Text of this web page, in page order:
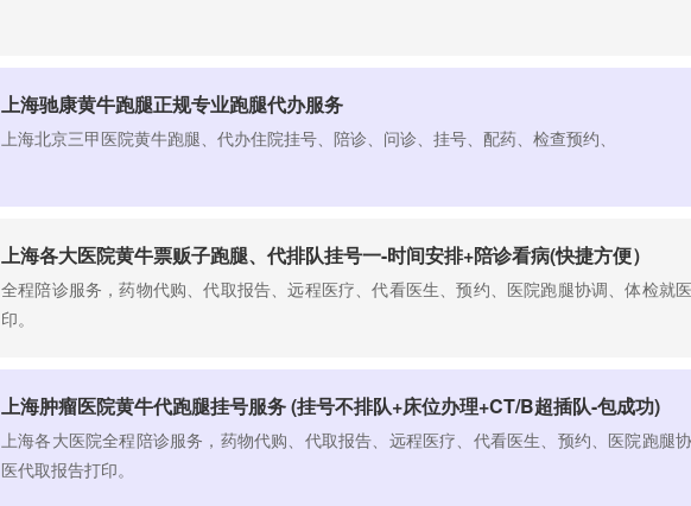
上海驰康黄牛跑腿正规专业跑腿代办服务
​上海北京三甲医院黄牛跑腿、代办住院挂号、陪诊、问诊、挂号、配药、检查预约、
上海各大医院黄牛票贩子跑腿、代排队挂号一-时间安排+陪诊看病(快捷方便）
全程陪诊服务，药物代购、代取报告、远程医疗、代看医生、预约、医院跑腿协调、体检就
印。
上海肿瘤医院黄牛代跑腿挂号服务 (挂号不排队+床位办理+CT/B超插队-包成功)
上海各大医院全程陪诊服务，药物代购、代取报告、远程医疗、代看医生、预约、医院跑腿
医代取报告打印。